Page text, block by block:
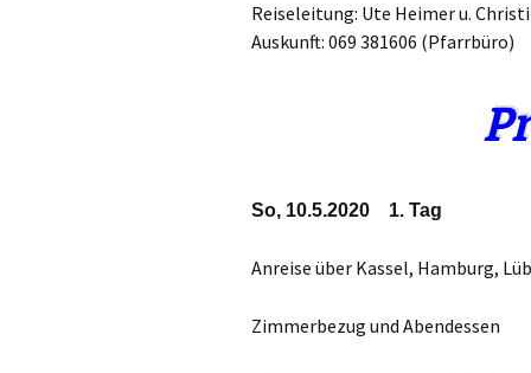
Wochenblatt
Reiseleitung: Ute Heimer u.
Auskunft: 069 381606 (Pfarrbüro)
So, 10.5.2020 1. Tag
Anreise über Kassel, Hamburg,
Zimmerbezug und Abendessen